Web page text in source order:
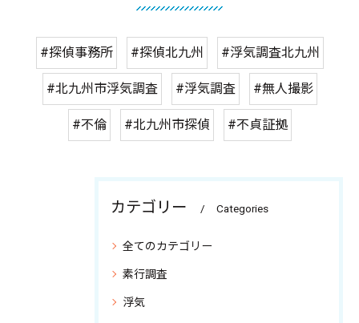
#探偵事務所 #探偵北九州 #浮気調査北九州
#北九州市浮気調査 #浮気調査 #無人撮影
#不倫 #北九州市探偵 #不貞証拠
カテゴリー Categories
全てのカテゴリー
素行調査
浮気